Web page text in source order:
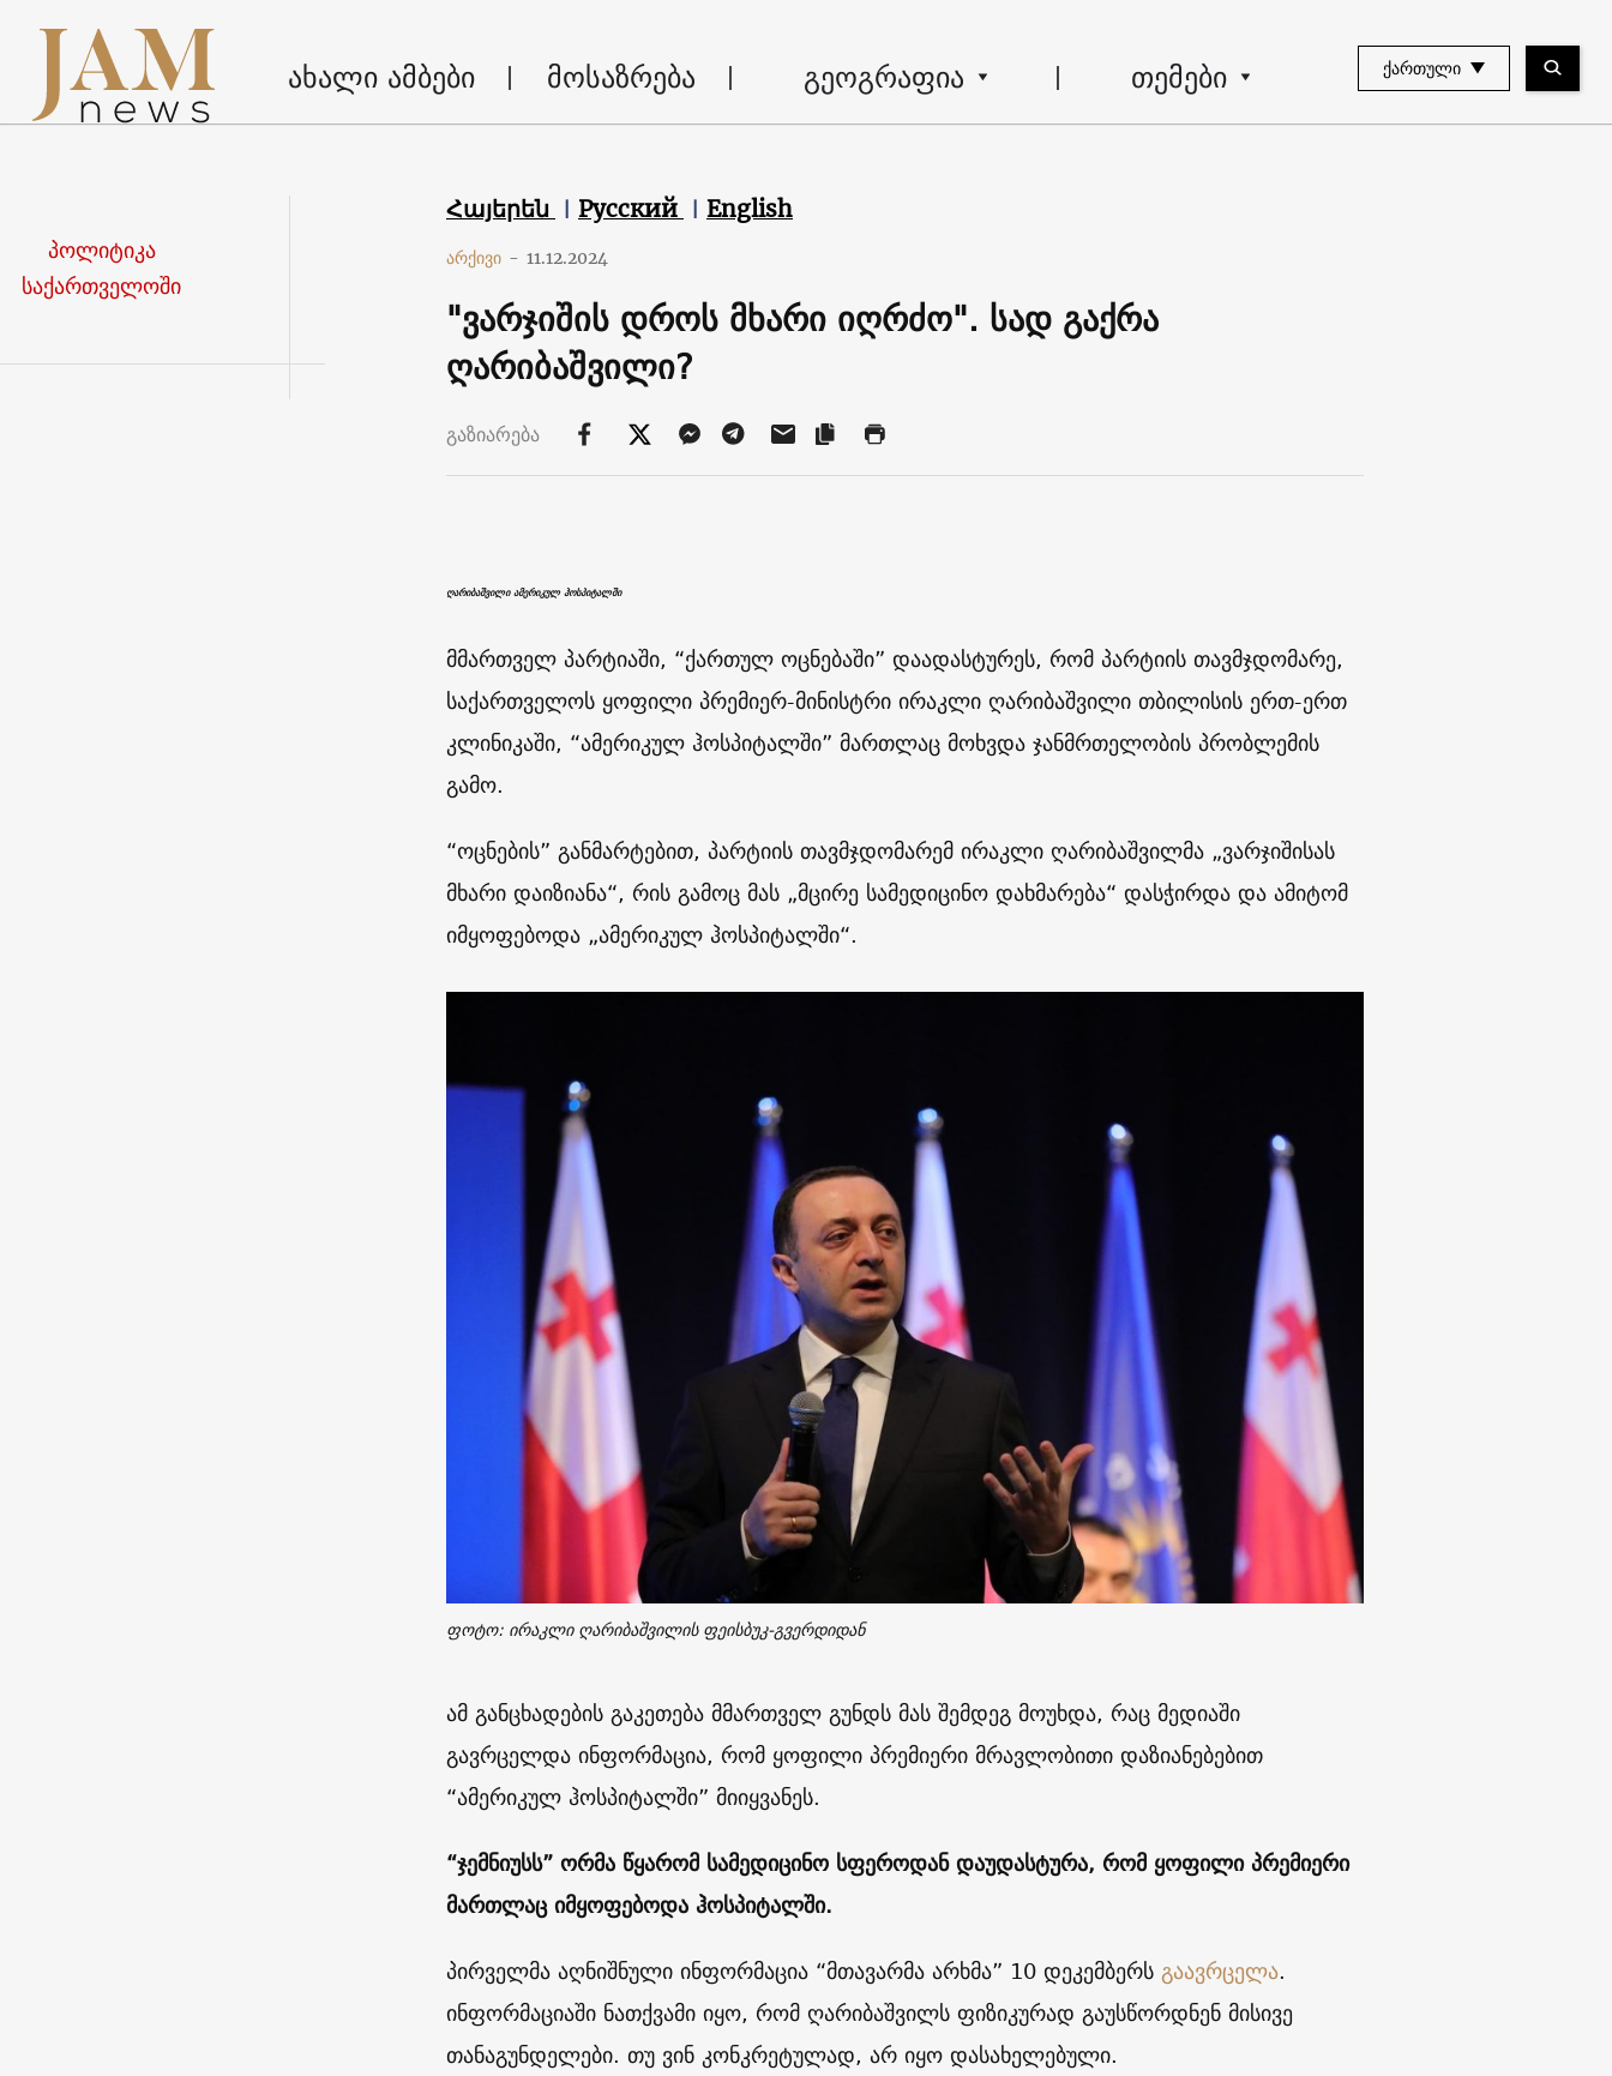
ახალი ამბები მოსაზრება გეოგრაფია თემები ᲥᲐᲠᲗᲣᲚᲘ
პოლიტიკა
საქართველოში
Հայերեն Русский English
არქივი - 11.12.2024
"ვარჯიშის დროს მხარი იღრძო". სად გაქრა
ღარიბაშვილი?
გაზიარება
ღარიბაშვილი ამერიკულ ჰოსპიტალში
მმართველ პარტიაში, “ქართულ ოცნებაში” დაადასტურეს, რომ პარტიის თავმჯდომარე,
საქართველოს ყოფილი პრემიერ-მინისტრი ირაკლი ღარიბაშვილი თბილისის ერთ-ერთ
კლინიკაში, “ამერიკულ ჰოსპიტალში” მართლაც მოხვდა ჯანმრთელობის პრობლემის
გამო.
“ოცნების” განმარტებით, პარტიის თავმჯდომარემ ირაკლი ღარიბაშვილმა „ვარჯიშისას
მხარი დაიზიანა“, რის გამოც მას „მცირე სამედიცინო დახმარება“ დასჭირდა და ამიტომ
იმყოფებოდა „ამერიკულ ჰოსპიტალში“.
ფოტო: ირაკლი ღარიბაშვილის ფეისბუკ-გვერდიდან
ამ განცხადების გაკეთება მმართველ გუნდს მას შემდეგ მოუხდა, რაც მედიაში
გავრცელდა ინფორმაცია, რომ ყოფილი პრემიერი მრავლობითი დაზიანებებით
“ამერიკულ ჰოსპიტალში” მიიყვანეს.
“ჯემნიუსს” ორმა წყარომ სამედიცინო სფეროდან დაუდასტურა, რომ ყოფილი პრემიერი
მართლაც იმყოფებოდა ჰოსპიტალში.
პირველმა აღნიშნული ინფორმაცია “მთავარმა არხმა” 10 დეკემბერსგაავრცელა.
ინფორმაციაში ნათქვამი იყო, რომ ღარიბაშვილს ფიზიკურად გაუსწორდნენ მისივე
თანაგუნდელები. თუ ვინ კონკრეტულად, არ იყო დასახელებული.